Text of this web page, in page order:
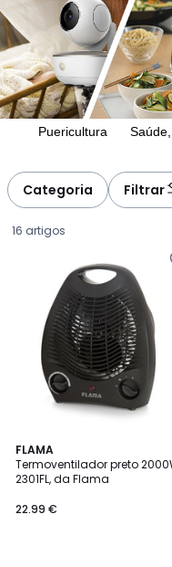
Puericultura
Categoria Filtrar
16 artigos
FLAMA
Termoventilador preto
2301FL, da Flama
€.
22.99 €